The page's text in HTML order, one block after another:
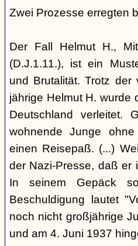
Zwei Prozesse erregten
Der Fall Helmut H.,
(D.J.1.11.), ist ein
und Brutalität. Trotz
jährige Helmut H. wurde
Deutschland verleitet.
wohnende Junge
einen Reisepaß. (...)
der Nazi-Presse, daß er
In seinem Gepäck
Beschuldigung lautet
noch nicht großjährige
und am 4. Juni 1937